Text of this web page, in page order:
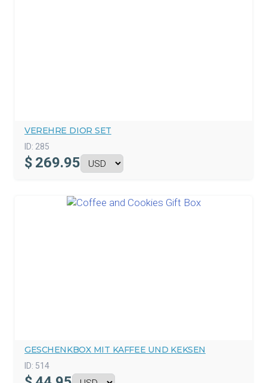
VEREHRE DIOR SET
ID: 285
$ 269.95
GESCHENKBOX MIT KAFFEE UND KEKSEN
ID: 514